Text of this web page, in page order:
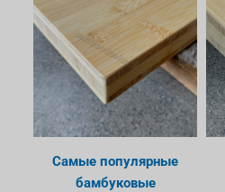
Самые популярные
бамбуковые